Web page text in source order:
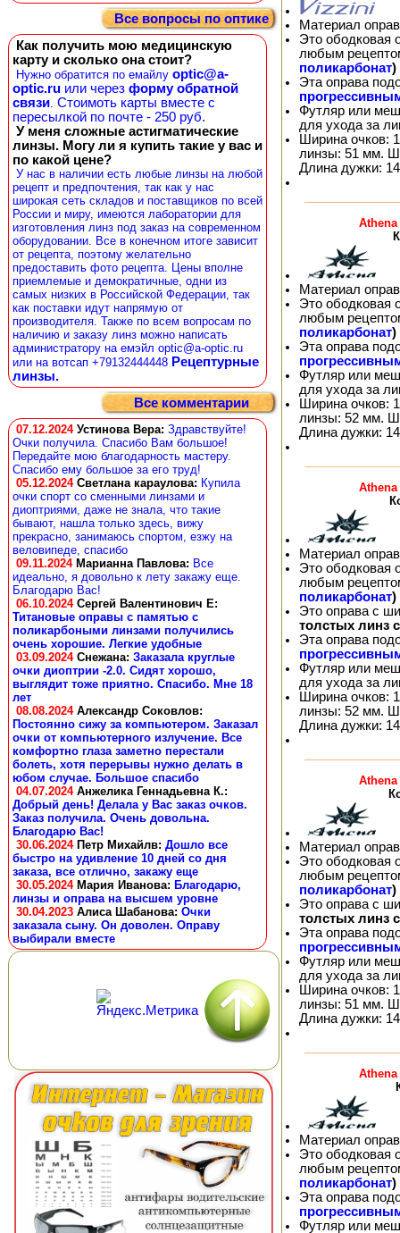
Все вопросы по оптике
Как получить мою медицинскую
карту и сколько она стоит?
Нужно обратится по емайлу optic@a-
optic.ru или через форму обратной
связи. Стоимоть карты вместе с
пересылкой по почте - 250 руб.
У меня сложные астигматические
линзы. Могу ли я купить такие у вас и
по какой цене?
У нас в наличии есть любые линзы на любой
рецепт и предпочтения, так как у нас
широкая сеть складов и поставщиков по всей
России и миру, имеются лаборатории для
изготовления линз под заказ на современном
оборудовании. Все в конечном итоге зависит
от рецепта, поэтому желательно
предоставить фото рецепта. Цены вполне
приемлемые и демократичные, одни из
самых низких в Российской Федерации, так
как поставки идут напрямую от
производителя. Также по всем вопросам по
наличию и заказу линз можно написать
администратору на емэйл optic@a-optic.ru
или на вотсап +79132444448 Рецептурные
линзы.
Все комментарии
07.12.2024 Устинова Вера: Здравствуйте!
Очки получила. Спасибо Вам большое!
Передайте мою благодарность мастеру.
Спасибо ему большое за его труд!
05.12.2024 Светлана караулова: Купила
очки спорт со сменными линзами и
диоптриями, даже не знала, что такие
бывают, нашла только здесь, вижу
прекрасно, занимаюсь спортом, езжу на
веловипеде, спасибо
09.11.2024 Марианна Павлова: Все
идеально, я довольно к лету закажу еще.
Благодарю Вас!
06.10.2024 Сергей Валентинович Е:
Титановые оправы с памятью с
поликарбоными линзами получились
очень хорошие. Легкие удобные
03.09.2024 Снежана: Заказала круглые
очки диоптрии -2.0. Сидят хорошо,
выглядит тоже приятно. Спасибо. Мне 18
лет
08.08.2024 Александр Соковлов:
Постоянно сижу за компьютером. Заказал
очки от компьютерного излучение. Все
комфортно глаза заметно перестали
болеть, хотя перерывы нужно делать в
юбом случае. Большое спасибо
04.07.2024 Анжелика Геннадьевна К.:
Добрый день! Делала у Вас заказ очков.
Заказ получила. Очень довольна.
Благодарю Вас!
30.06.2024 Петр Михайлв: Дошло все
быстро на удивление 10 дней со дня
заказа, все отлично, закажу еще
30.05.2024 Мария Иванова: Благодарю,
линзы и оправа на высшем уровне
30.04.2023 Алиса Шабанова: Очки
заказала сыну. Он доволен. Оправу
выбирали вместе
Материал
Это ободковая
любым
поликарбонат)
Эта оправа
Футляр или
для ухода за
Ширина очков:
линзы: 51 мм.
Длина дужки:
Материал
Это ободковая
любым
поликарбонат)
Эта оправа
Футляр или
для ухода за
Ширина очков:
линзы: 52 мм.
Длина дужки:
Материал
Это ободковая
любым
поликарбонат)
Это оправа с
толстых линз
Эта оправа
Футляр или
для ухода за
Ширина очков:
линзы: 52 мм.
Длина дужки:
Материал
Это ободковая
любым
поликарбонат)
Это оправа с
толстых линз
Эта оправа
Футляр или
для ухода за
Ширина очков:
линзы: 51 мм.
Длина дужки:
Материал
Это ободковая
любым
поликарбонат)
Эта оправа
Футляр или